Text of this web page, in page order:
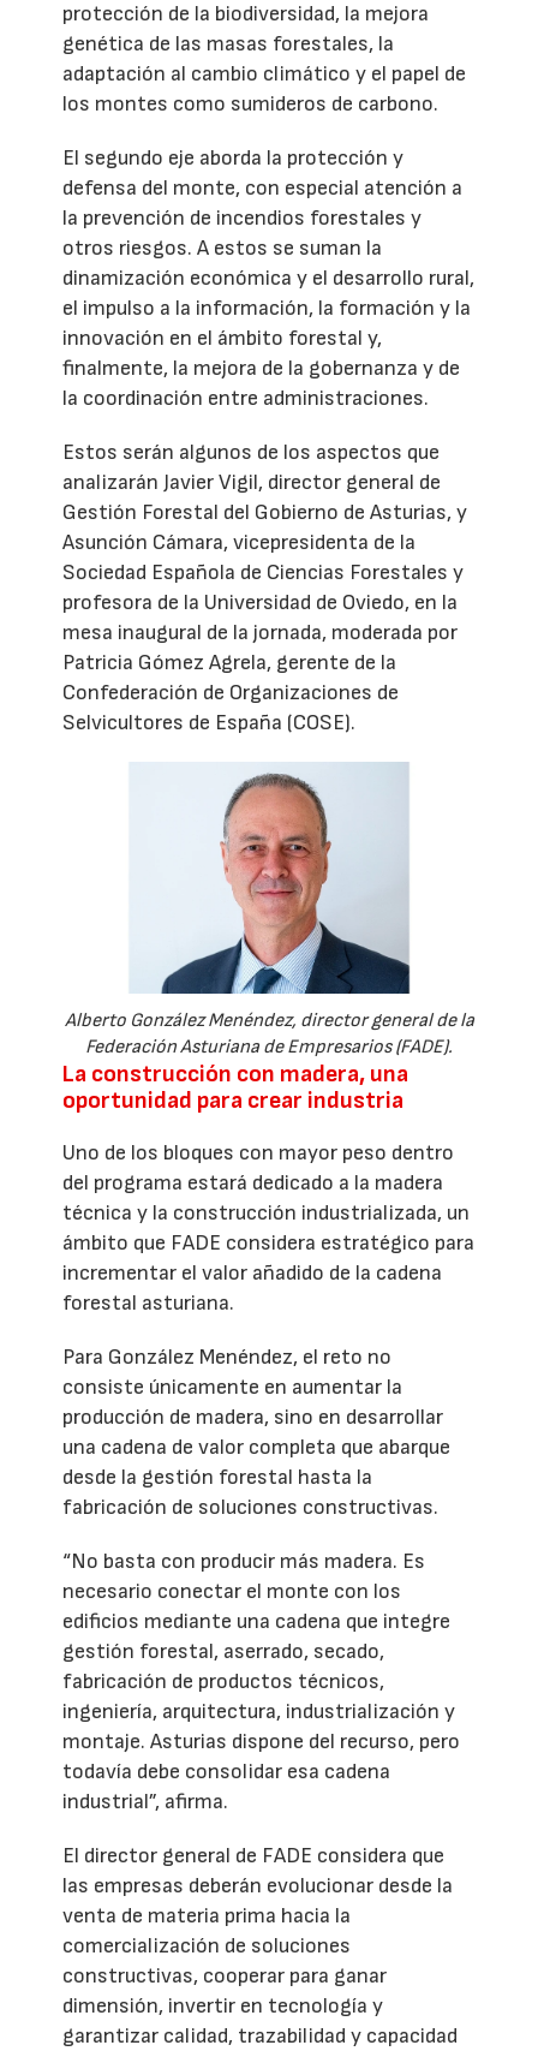
protección de la biodiversidad, la mejora
genética de las masas forestales, la
adaptación al cambio climático y el papel de
los montes como sumideros de carbono.
El segundo eje aborda la protección y
defensa del monte, con especial atención a
la prevención de incendios forestales y
otros riesgos. A estos se suman la
dinamización económica y el desarrollo rural,
el impulso a la información, la formación y la
innovación en el ámbito forestal y,
finalmente, la mejora de la gobernanza y de
la coordinación entre administraciones.
Estos serán algunos de los aspectos que
analizarán Javier Vigil, director general de
Gestión Forestal del Gobierno de Asturias, y
Asunción Cámara, vicepresidenta de la
Sociedad Española de Ciencias Forestales y
profesora de la Universidad de Oviedo, en la
mesa inaugural de la jornada, moderada por
Patricia Gómez Agrela, gerente de la
Confederación de Organizaciones de
Selvicultores de España (COSE).
Alberto González Menéndez, director general de la
Federación Asturiana de Empresarios (FADE).
La construcción con madera, una
oportunidad para crear industria
Uno de los bloques con mayor peso dentro
del programa estará dedicado a la madera
técnica y la construcción industrializada, un
ámbito que FADE considera estratégico para
incrementar el valor añadido de la cadena
forestal asturiana.
Para González Menéndez, el reto no
consiste únicamente en aumentar la
producción de madera, sino en desarrollar
una cadena de valor completa que abarque
desde la gestión forestal hasta la
fabricación de soluciones constructivas.
“No basta con producir más madera. Es
necesario conectar el monte con los
edificios mediante una cadena que integre
gestión forestal, aserrado, secado,
fabricación de productos técnicos,
ingeniería, arquitectura, industrialización y
montaje. Asturias dispone del recurso, pero
todavía debe consolidar esa cadena
industrial”, afirma.
El director general de FADE considera que
las empresas deberán evolucionar desde la
venta de materia prima hacia la
comercialización de soluciones
constructivas, cooperar para ganar
dimensión, invertir en tecnología y
garantizar calidad, trazabilidad y capacidad